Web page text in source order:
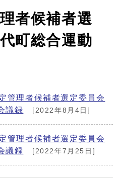
者候補者選
町総合運動
管理者候補者選定委員会
議録
[2022年8月4日]
管理者候補者選定委員会
議録
[2022年7月25日]